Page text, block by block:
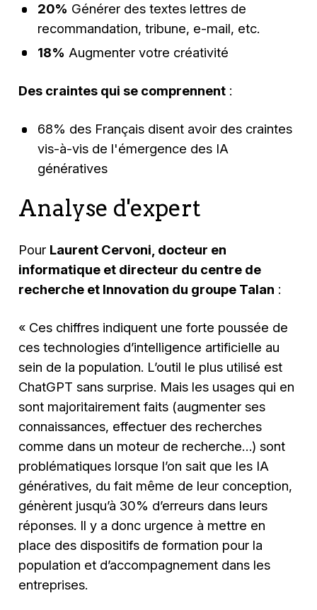
20% Générer des textes lettres de
recommandation, tribune, e-mail, etc.
18% Augmenter votre créativité
Des craintes qui se comprennent :
68% des Français disent avoir des craintes
vis-à-vis de l'émergence des IA
génératives
Analyse d'expert
Pour Laurent Cervoni, docteur en
informatique et directeur du centre de
recherche et Innovation du groupe Talan :
« Ces chiffres indiquent une forte poussée de
ces technologies d’intelligence artificielle au
sein de la population. L’outil le plus utilisé est
ChatGPT sans surprise. Mais les usages qui en
sont majoritairement faits (augmenter ses
connaissances, effectuer des recherches
comme dans un moteur de recherche…) sont
problématiques lorsque l’on sait que les IA
génératives, du fait même de leur conception,
génèrent jusqu’à 30% d’erreurs dans leurs
réponses. Il y a donc urgence à mettre en
place des dispositifs de formation pour la
population et d’accompagnement dans les
entreprises.